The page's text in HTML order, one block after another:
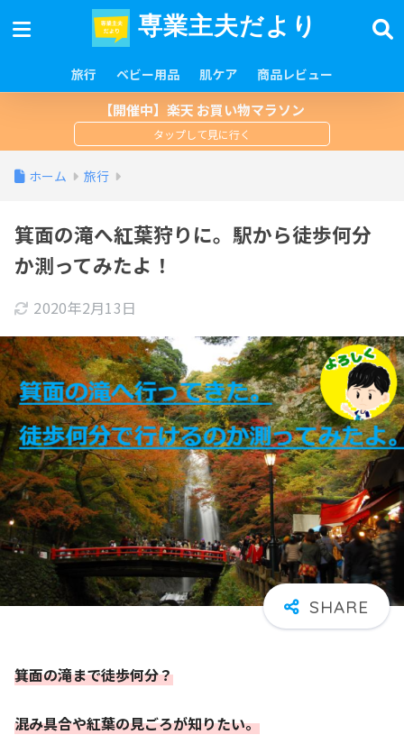
専業主夫だより
旅行 ベビー用品 肌ケア 商品レビュー
【開催中】楽天 お買い物マラソン
ホーム 旅行
箕面の滝へ紅葉狩りに。駅から徒歩何分
か測ってみたよ！
2020年2月13日
箕面の滝まで徒歩何分？
混み具合や紅葉の見ごろが知りたい。